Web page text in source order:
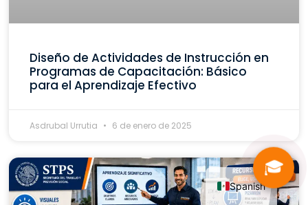
Diseño de Actividades de Instrucción en
Programas de Capacitación: Básico
para el Aprendizaje Efectivo
Asdrubal Urrutia 6 de enero de 2025
🎓
Spanish